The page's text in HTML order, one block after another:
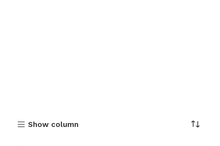
Show column